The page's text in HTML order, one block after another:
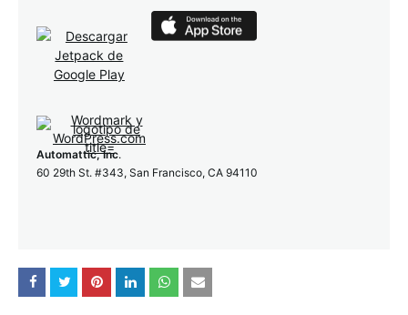
Automattic, Inc.
60 29th St. #343, San Francisco, CA 94110